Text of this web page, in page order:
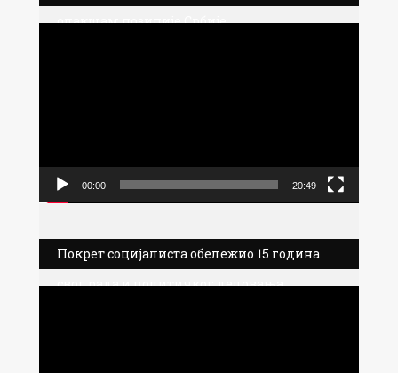
олакшам позиције Србије
00:00 20:49
Покрет социјалиста обележио 15 година
свог рада и политичког деловања